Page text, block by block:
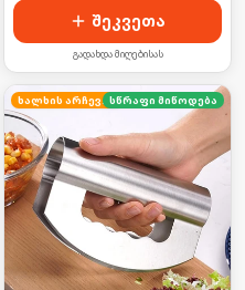
შეკვეთა
გადახდა მიღებისას
ხალხის არჩევანისწრაფი მიწოდება